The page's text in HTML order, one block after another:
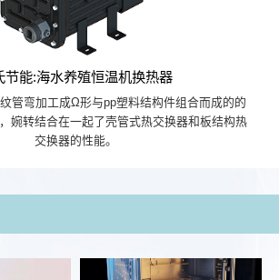
节能:海水养殖恒温机换热器
管弯加工成Ω形与pp塑料结构件组合而成的的
婉转结合在一起了壳管式热交换器和板结构热
交换器的性能。